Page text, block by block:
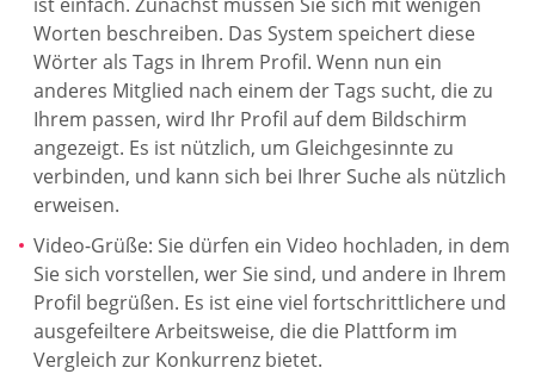
Worten beschreiben. Das System speichert diese
Wörter als Tags in Ihrem Profil. Wenn nun ein
anderes Mitglied nach einem der Tags sucht, die zu
Ihrem passen, wird Ihr Profil auf dem Bildschirm
angezeigt. Es ist nützlich, um Gleichgesinnte zu
verbinden, und kann sich bei Ihrer Suche als nützlich
erweisen.
Video-Grüße: Sie dürfen ein Video hochladen, in dem
Sie sich vorstellen, wer Sie sind, und andere in Ihrem
Profil begrüßen. Es ist eine viel fortschrittlichere und
ausgefeiltere Arbeitsweise, die die Plattform im
Vergleich zur Konkurrenz bietet.